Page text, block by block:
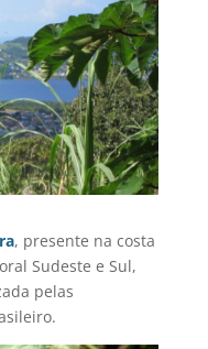
, presente na costa
Sudeste e Sul,
pelas